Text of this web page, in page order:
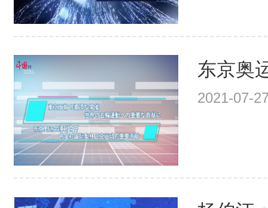
东京奥
2021-07-